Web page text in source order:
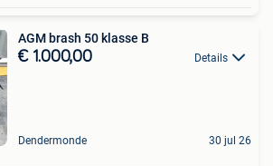
AGM brash 50 klasse B
€ 1.000,00 Details
Dendermonde 30 jul 26